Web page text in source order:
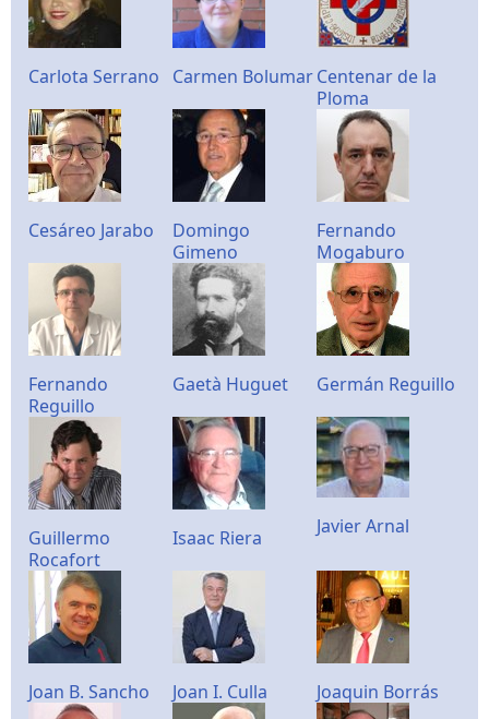
Carlota Serrano Carmen BolumarCentenar de la
Ploma
Cesáreo Jarabo
Domingo
Gimeno
Fernando
Mogaburo
Fernando
Reguillo
Gaetà Huguet Germán Reguillo
Guillermo
Rocafort
Isaac Riera Javier Arnal
Joan B. Sancho Joan I. Culla Joaquin Borrás